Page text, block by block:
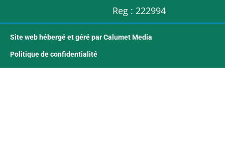
Reg : 222994
Site web hébergé et géré par Calumet Media
Politique de confidentialité